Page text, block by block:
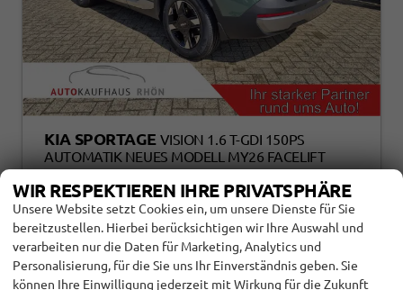
KIA SPORTAGE VISION 1.6 T-GDI 150PS
AUTOMATIK NEUES MODELL MY26 FACELIFT
SITZHEIZUNG LENKRADHEIZUNG
KLIMAAUTOMATIK NAVI BLUETOOTH
TOUCHSCREEN APPLE CARPLAY ANDROID AUTO
PDC V+H 17"LM RÜCKF.KAMERA ACC 2X KEYLESS
123858
Automatik
WIR RESPEKTIEREN IHRE PRIVATSPHÄRE
Unsere Website setzt Cookies ein, um unsere Dienste für Sie
bereitzustellen. Hierbei berücksichtigen wir Ihre Auswahl und
verarbeiten nur die Daten für Marketing, Analytics und
Personalisierung, für die Sie uns Ihr Einverständnis geben. Sie
können Ihre Einwilligung jederzeit mit Wirkung für die Zukunft